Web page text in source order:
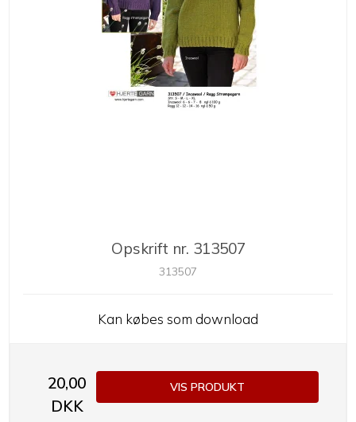
Opskrift nr. 313507
313507
Kan købes som download
20,00
DKK
VIS PRODUKT